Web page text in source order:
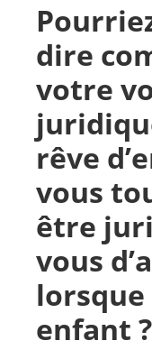
dire
votre
rêve
vous
être
vous
enfant ?